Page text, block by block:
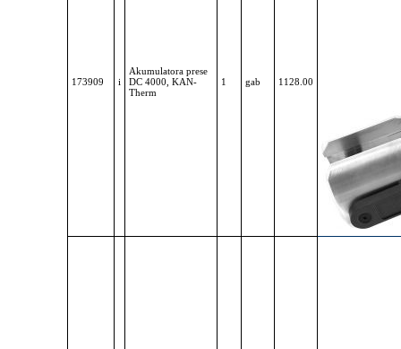
173909 i
Akumulatora prese
DC 4000, KAN-
Therm
1 gab 1128.00